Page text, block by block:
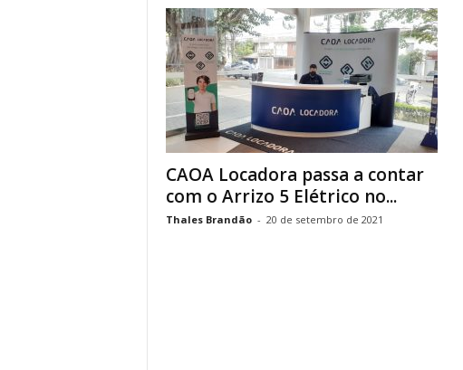
CAOA Locadora passa a contar
com o Arrizo 5 Elétrico no...
Thales Brandão - 20 de setembro de 2021